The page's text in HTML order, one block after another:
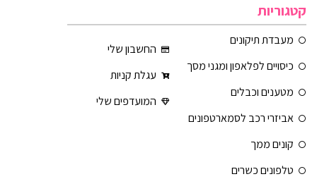
קטגוריות
מעבדת תיקונים
כיסויים לפלאפון ומגני מסך
מטענים וכבלים
אביזרי רכב לסמארטפונים
קונים ממך
טלפונים כשרים
החשבון שלי
עגלת קניות
המועדפים שלי